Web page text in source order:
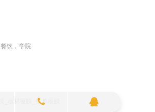
饮，学院
_板材覆膜_铝单板膜